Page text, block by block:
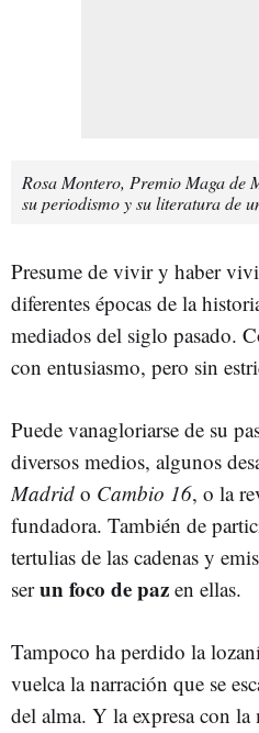
Rosa Montero, Premio Maga de
su periodismo y su literatura de
Presume de vivir y haber
diferentes épocas de la
mediados del siglo pasado.
con entusiasmo, pero sin
Puede vanagloriarse de su
diversos medios, algunos
Madrid o Cambio 16, o la
fundadora. También de
tertulias de las cadenas y
serun foco de paz en ellas.
Tampoco ha perdido la
vuelca la narración que se
del alma. Y la expresa con